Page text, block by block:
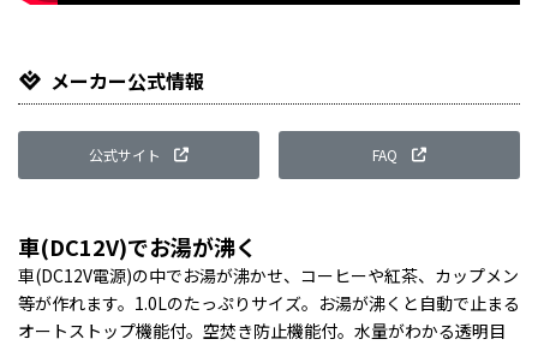
メーカー公式情報
公式サイト FAQ
車(DC12V)でお湯が沸く
車(DC12V電源)の中でお湯が沸かせ、コーヒーや紅茶、カップメン
等が作れます。1.0Lのたっぷりサイズ。お湯が沸くと自動で止まる
オートストップ機能付。空焚き防止機能付。水量がわかる透明目